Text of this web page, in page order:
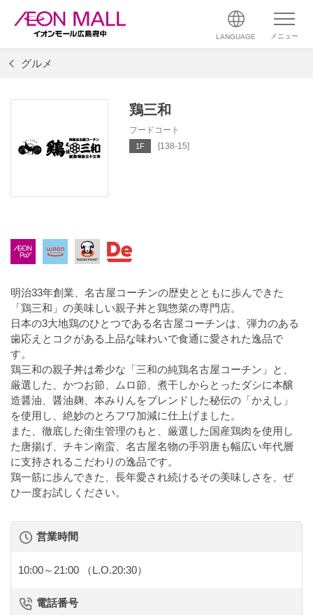
LANGUAGE メニュー
グルメ
鶏三和
フードコート
1F [138-15]
明治33年創業、名古屋コーチンの歴史とともに歩んできた
「鶏三和」の美味しい親子丼と鶏惣菜の専門店。
日本の3大地鶏のひとつである名古屋コーチンは、弾力のある
歯応えとコクがある上品な味わいで食通に愛された逸品で
す。
鶏三和の親子丼は希少な「三和の純鶏名古屋コーチン」と、
厳選した、かつお節、ムロ節、煮干しからとったダシに本醸
造醤油、醤油麹、本みりんをブレンドした秘伝の「かえし」
を使用し、絶妙のとろフワ加減に仕上げました。
また、徹底した衛生管理のもと、厳選した国産鶏肉を使用し
た唐揚げ、チキン南蛮、名古屋名物の手羽唐も幅広い年代層
に支持されるこだわりの逸品です。
鶏一筋に歩んできた、長年愛され続けるその美味しさを、ぜ
ひ一度お試しください。
営業時間
10:00～21:00 （L.O.20:30）
電話番号